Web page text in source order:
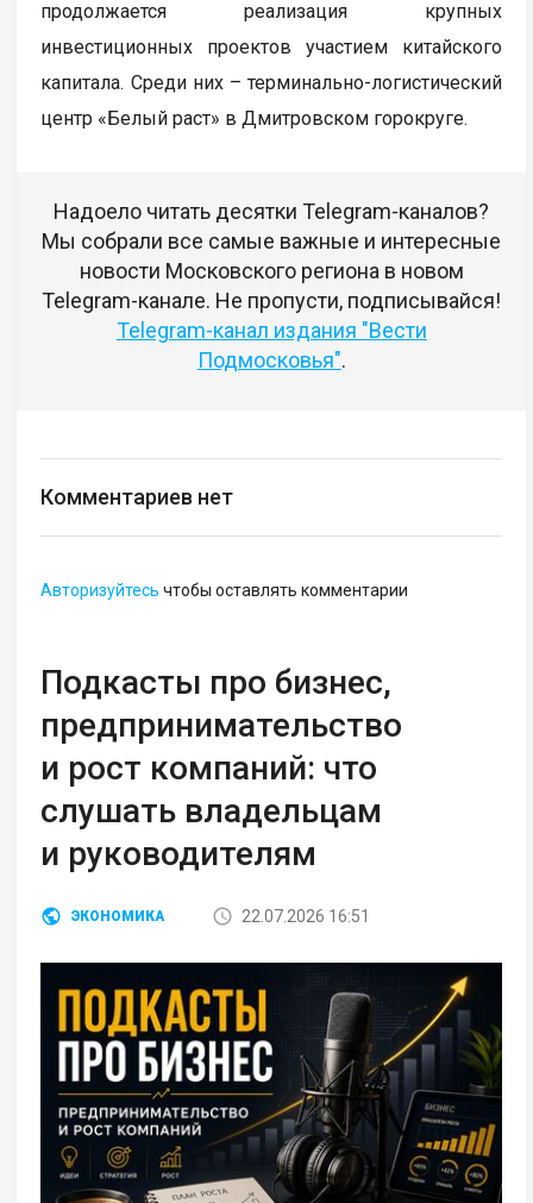
продолжается реализация крупных
инвестиционных проектов участием китайского
капитала. Среди них – терминально-логистический
центр «Белый раст» в Дмитровском горокруге.
Надоело читать десятки Telegram-каналов?
Мы собрали все самые важные и интересные
новости Московского региона в новом
Telegram-канале. Не пропусти, подписывайся!
Telegram-канал издания "Вести
Подмосковья".
Комментариев нет
Авторизуйтесь чтобы оставлять комментарии
Подкасты про бизнес,
предпринимательство
и рост компаний: что
слушать владельцам
и руководителям
ЭКОНОМИКА 22.07.2026 16:51